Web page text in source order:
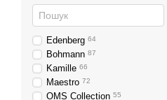
Edenberg 64
Bohmann 87
Kamille 66
Maestro 72
OMS Collection 55